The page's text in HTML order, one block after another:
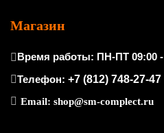
Магазин
Время работы: ПН-ПТ 09:00 -
Телефон: +7 (812) 748-27-47
Email: shop@sm-complect.ru